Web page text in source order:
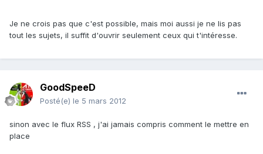
Je ne crois pas que c'est possible, mais moi aussi je ne lis pas
tout les sujets, il suffit d'ouvrir seulement ceux qui t'intéresse.
GoodSpeeD
Posté(e) le 5 mars 2012
sinon avec le flux RSS , j'ai jamais compris comment le mettre en
place